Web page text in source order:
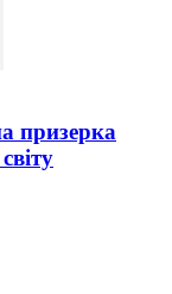
призерка